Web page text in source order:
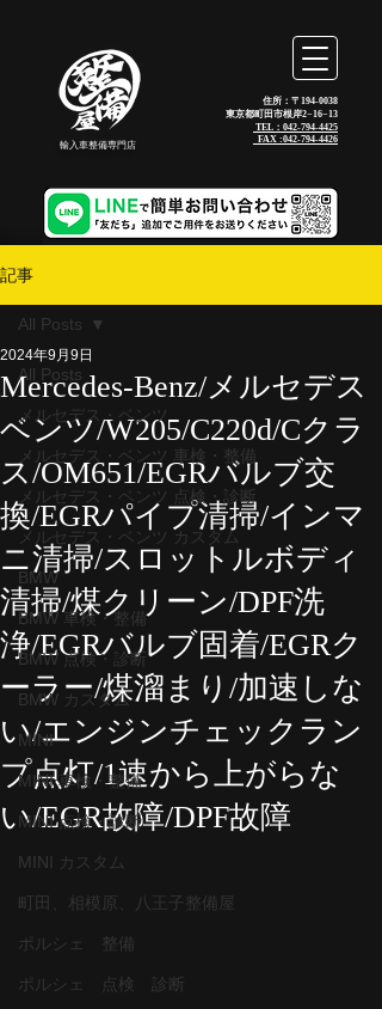
輸入車整備専門店
住所：〒194-0038
東京都町田市根岸2−16−13
TEL：042-794-4425
_FAX :042-794-4426
記事
All Posts
メルセデス・ベンツ
メルセデス・ベンツ 車検・整備
メルセデス・ベンツ 点検・診断
メルセデス・ベンツ カスタム
BMW
BMW 車検・整備
BMW 点検・診断
BMW カスタム
MINI
MINI 車検・整備
MINI 点検・診断
MINI カスタム
町田、相模原、八王子整備屋
ポルシェ 整備
ポルシェ 点検 診断
All Posts
Mercedes-Benz/メルセデス
ベンツ/W205/C220d/Cクラ
ス/OM651/EGRバルブ交
換/EGRパイプ清掃/インマ
ニ清掃/スロットルボディ
清掃/煤クリーン/DPF洗
浄/EGRバルブ固着/EGRク
ーラー/煤溜まり/加速しな
い/エンジンチェックラン
プ点灯/1速から上がらな
い/EGR故障/DPF故障
2024年9月9日